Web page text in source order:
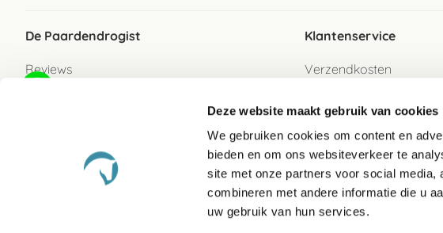
Deze website maakt gebruik van cookies
We gebruiken cookies om content en
bieden en om ons websiteverkeer te
site met onze partners voor social media,
combineren met andere informatie die u
uw gebruik van hun services.
De Paardendrogist
Reviews
Klantenservice
Verzendkosten
Betaalwijzen
Retour
Retour sturen als gast
Garantie
Veelgestelde vragen